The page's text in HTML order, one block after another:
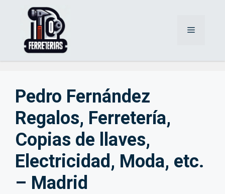
Menú
Pedro Fernández
Regalos, Ferretería,
Copias de llaves,
Electricidad, Moda, etc.
– Madrid